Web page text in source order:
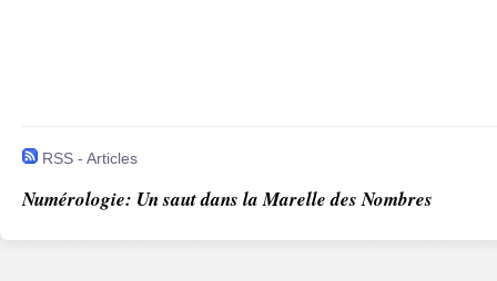
RSS - Articles
Numérologie: Un saut dans la Marelle des Nombres